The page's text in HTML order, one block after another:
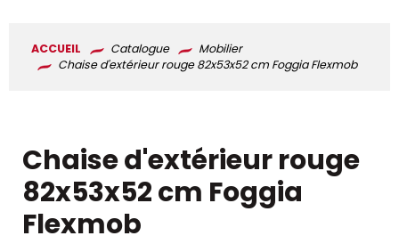
ACCUEIL Catalogue
Mobilier
Chaise d'extérieur rouge 82x53x52 cm Foggia Flexmob
Chaise d'extérieur rouge
82x53x52 cm Foggia
Flexmob